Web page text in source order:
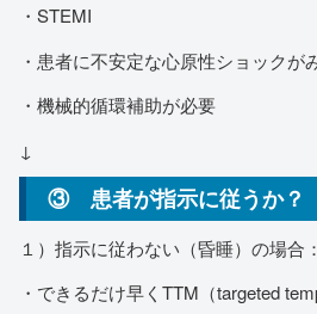
・STEMI
・患者に不安定な心原性ショックが
・機械的循環補助が必要
↓
③ 患者が指示に従うか？
１）指示に従わない（昏睡）の場合：
・できるだけ早くTTM（targeted